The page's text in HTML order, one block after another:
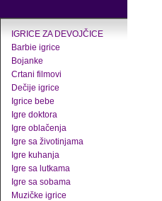
IGRICE ZA DEVOJČICE
Barbie igrice
Bojanke
Crtani filmovi
Dečije igrice
Igrice bebe
Igre doktora
Igre oblačenja
Igre sa životinjama
Igre kuhanja
Igre sa lutkama
Igre sa sobama
Muzičke igrice